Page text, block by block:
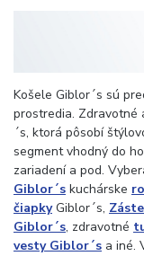
Košele Giblor´s sú
prostredia. Zdravotné
´s, ktorá pôsobí
segment vhodný do
zariadení a pod.
Giblor´s kuchárske
čiapkyGiblor´s,
Giblor´s, zdravotné
vesty Giblor´s a iné.